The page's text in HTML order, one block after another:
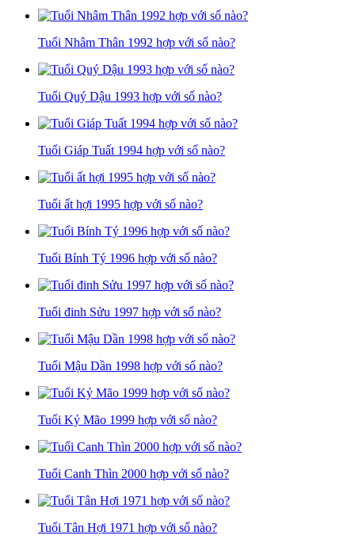
Tuổi Nhâm Thân 1992 hợp với số nào?
Tuổi Quý Dậu 1993 hợp với số nào?
Tuổi Giáp Tuất 1994 hợp với số nào?
Tuổi ất hợi 1995 hợp với số nào?
Tuổi Bính Tý 1996 hợp với số nào?
Tuổi đinh Sửu 1997 hợp với số nào?
Tuổi Mậu Dần 1998 hợp với số nào?
Tuổi Kỷ Mão 1999 hợp với số nào?
Tuổi Canh Thìn 2000 hợp với số nào?
Tuổi Tân Hợi 1971 hợp với số nào?